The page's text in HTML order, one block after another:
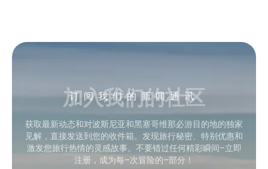
订阅我们的新闻通讯
加入我们的社区
获取最新动态和对波斯尼亚和黑塞哥维那必游目的地的独家
见解，直接发送到您的收件箱。发现旅行秘密、特别优惠和
激发您旅行热情的灵感故事。不要错过任何精彩瞬间–立即
注册，成为每–次冒险的–部分！